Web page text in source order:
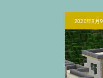
2026年8月